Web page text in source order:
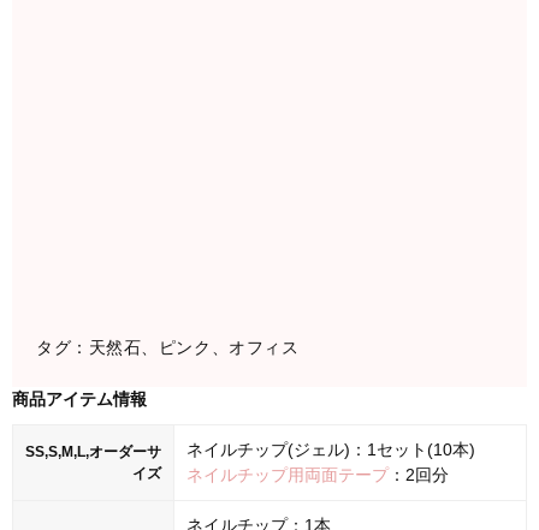
タグ：天然石、ピンク、オフィス
商品アイテム情報
SS,S,M,L,オーダーサ
イズ
ネイルチップ(ジェル)：1セット(10本)
ネイルチップ用両面テープ：2回分
ネイルチップ：1本